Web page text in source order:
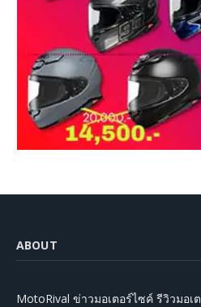
ABOUT
MotoRival ข่าวมอเตอร์ไซค์ รีวิวมอเ